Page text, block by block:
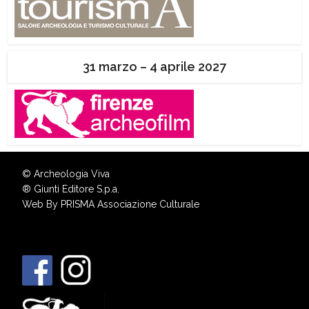
31 marzo – 4 aprile 2027
© Archeologia Viva
® Giunti Editore S.p.a.
Web By PRISMA Associazione Culturale